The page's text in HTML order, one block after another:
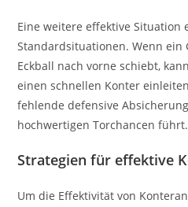
Eine weitere effektive Situation
Standardsituationen. Wenn ein
Eckball nach vorne schiebt,
einen schnellen Konter
fehlende defensive
hochwertigen Torchancen führt.
Strategien für effektive
Um die Effektivität von